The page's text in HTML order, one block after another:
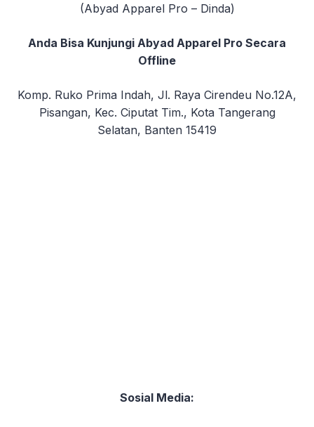
(Abyad Apparel Pro – Dinda)
Anda Bisa Kunjungi Abyad Apparel Pro Secara
Offline
Komp. Ruko Prima Indah, Jl. Raya Cirendeu No.12A,
Pisangan, Kec. Ciputat Tim., Kota Tangerang
Selatan, Banten 15419
Sosial Media: